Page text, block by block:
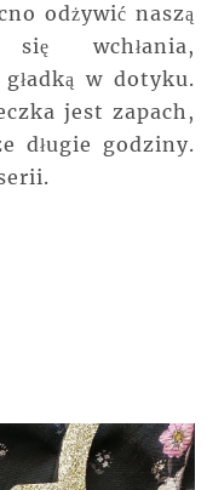
odżywić naszą
wchłania,
w dotyku.
jest zapach,
długie godziny.